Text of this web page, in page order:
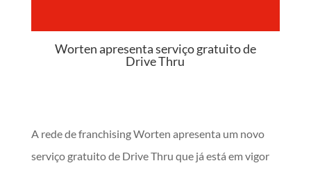
Worten apresenta serviço gratuito de
Drive Thru
A rede de franchising Worten apresenta um novo
serviço gratuito de Drive Thru que já está em vigor